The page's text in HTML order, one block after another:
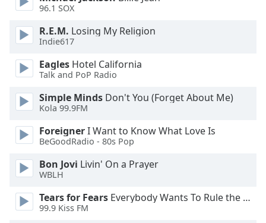
window.
Escape
cancel
and
close
Text
Color
Opacity
96.1 SOX
R.E.M. Losing My Religion
Indie617
Eagles Hotel California
Talk and PoP Radio
Simple Minds Don't You (Forget About Me)
Kola 99.9FM
ForeignerI Want to Know What Love Is
BeGoodRadio - 80s Pop
Bon Jovi Livin' On a Prayer
WBLH
Tears for Fears Everybody Wants To Rule the World
99.9 Kiss FM